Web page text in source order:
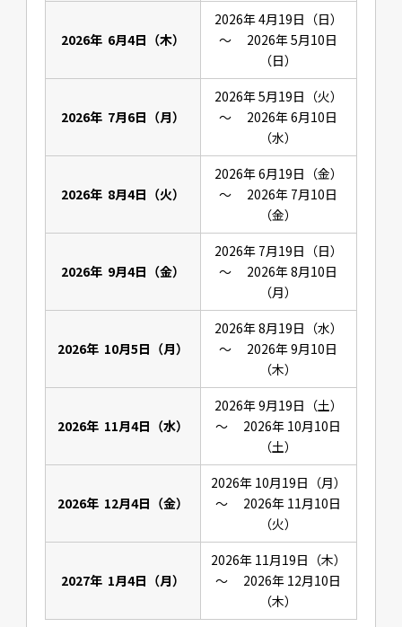
2026年 6月4日（木）
2026年 4月19日（日）
～ 2026年 5月10日
（日）
2026年 7月6日（月）
2026年 5月19日（火）
～ 2026年 6月10日
（水）
2026年 8月4日（火）
2026年 6月19日（金）
～ 2026年 7月10日
（金）
2026年 9月4日（金）
2026年 7月19日（日）
～ 2026年 8月10日
（月）
2026年 10月5日（月）
2026年 8月19日（水）
～ 2026年 9月10日
（木）
2026年 11月4日（水）
2026年 9月19日（土）
～ 2026年 10月10日
（土）
2026年 12月4日（金）
2026年 10月19日（月）
～ 2026年 11月10日
（火）
2027年 1月4日（月）
2026年 11月19日（木）
～ 2026年 12月10日
（木）